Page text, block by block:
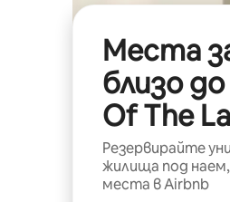
Места
близо
Of The
Резервирайте
жилища под
места в Airbnb